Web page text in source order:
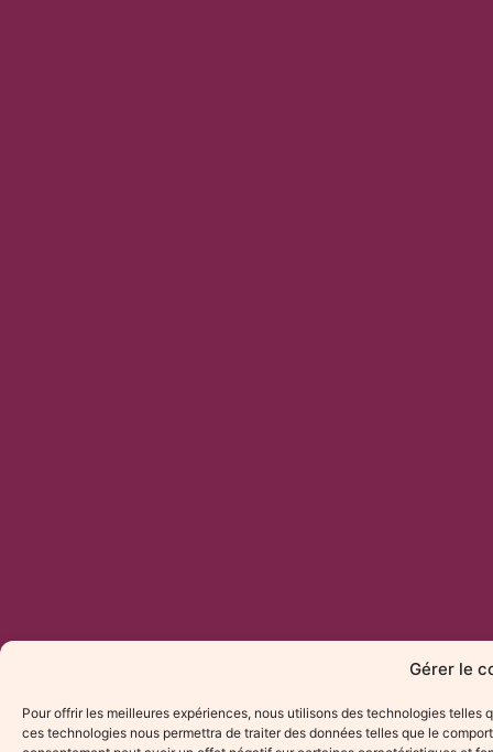
Gérer le
Pour offrir les meilleures expériences, nous utilisons des technologies
ces technologies nous permettra de traiter des données telles que le